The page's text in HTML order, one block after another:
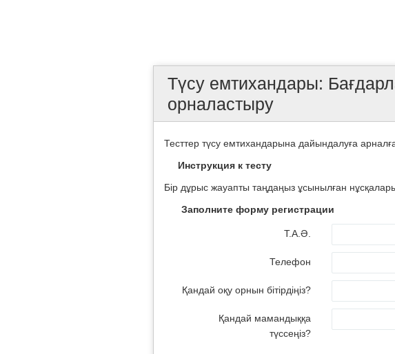
Түсу емтихандары:
орналастыру
Тесттер түсу емтихандарына дайындалуға
Инструкция к тесту
Бір дұрыс жауапты таңдаңыз ұсынылған
Заполните форму регистрации
Т.А.Ә.
Телефон
Қандай оқу орнын бітірдіңіз?
Қандай мамандыққа
түссеңіз?